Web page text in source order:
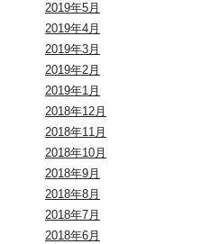
2019年5月
2019年4月
2019年3月
2019年2月
2019年1月
2018年12月
2018年11月
2018年10月
2018年9月
2018年8月
2018年7月
2018年6月